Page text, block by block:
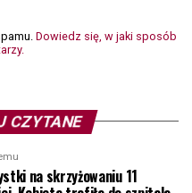
Dowiedz się, w jaki sposób
CZYTANE
na skrzyżowaniu 11